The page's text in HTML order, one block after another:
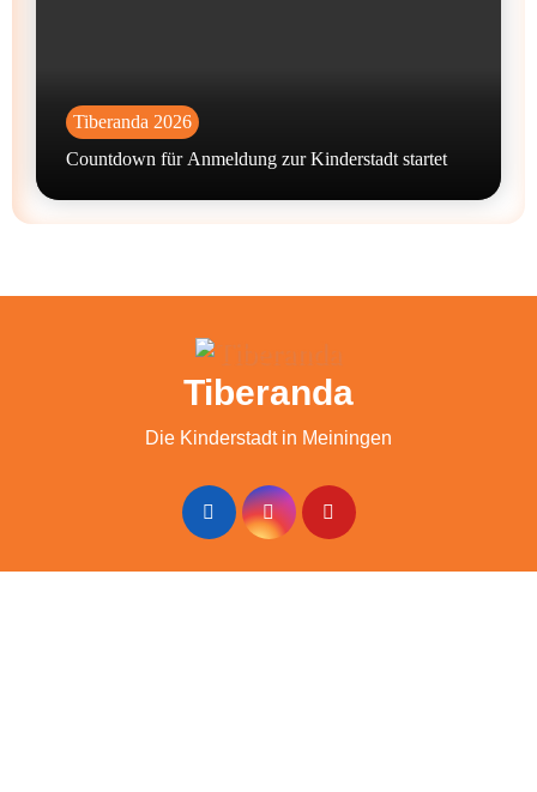
Tiberanda 2026
Countdown für Anmeldung zur Kinderstadt startet
Tiberanda
Die Kinderstadt in Meiningen